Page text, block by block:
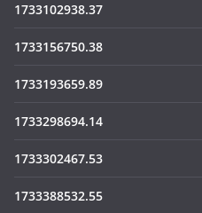
1733102938.37
1733156750.38
1733193659.89
1733298694.14
1733302467.53
1733388532.55